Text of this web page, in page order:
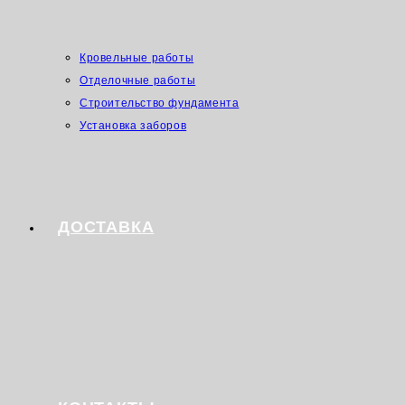
Кровельные работы
Отделочные работы
Строительство фундамента
Установка заборов
ДОСТАВКА